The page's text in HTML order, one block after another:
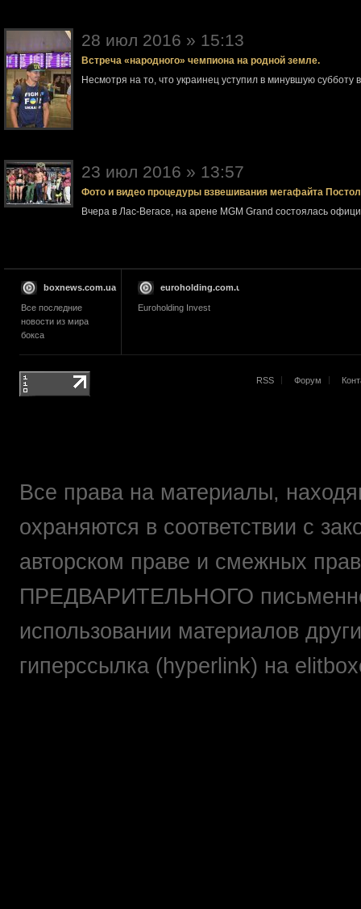
28 июл 2016 » 15:13
Встреча «народного» чемпиона на родной земле.
Несмотря на то, что украинец уступил в минувшую субботу
23 июл 2016 » 13:57
Фото и видео процедуры взвешивания мегафайта
Вчера в Лас-Вегасе, на арене MGM Grand состоялась
boxnews.com.ua
Все последние
новости из мира
бокса
euroholding.com.ua
Euroholding Invest
RSS Форум
Все права на материалы,
охраняются в соответствии с
авторском праве и смежных
ПРЕДВАРИТЕЛЬНОГО
использовании материалов
гиперссылка (hyperlink) на